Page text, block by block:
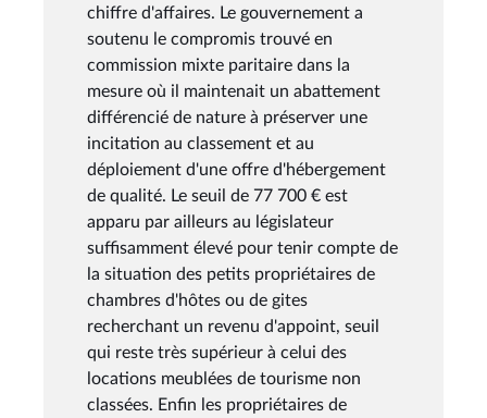
chiffre d'affaires. Le gouvernement a
soutenu le compromis trouvé en
commission mixte paritaire dans la
mesure où il maintenait un abattement
différencié de nature à préserver une
incitation au classement et au
déploiement d'une offre d'hébergement
de qualité. Le seuil de 77 700 € est
apparu par ailleurs au législateur
suffisamment élevé pour tenir compte de
la situation des petits propriétaires de
chambres d'hôtes ou de gites
recherchant un revenu d'appoint, seuil
qui reste très supérieur à celui des
locations meublées de tourisme non
classées. Enfin les propriétaires de